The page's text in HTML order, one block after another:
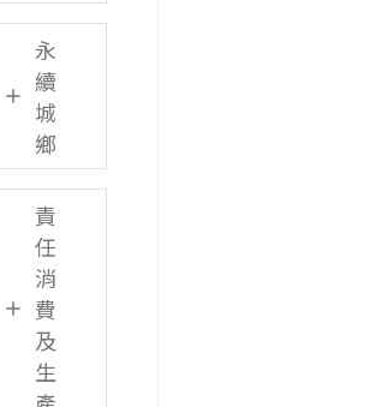
永
續
城
鄉
責
任
消
費
及
生